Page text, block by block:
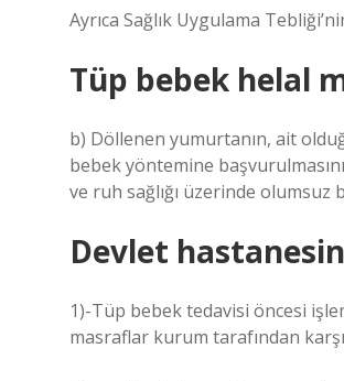
Ayrıca Sağlık Uygulama
Tüp bebek helal
b) Döllenen yumurtanın, ait
bebek yöntemine
ve ruh sağlığı üzerinde olumsuz
Devlet
1)-Tüp bebek tedavisi öncesi
masraflar kurum tarafından